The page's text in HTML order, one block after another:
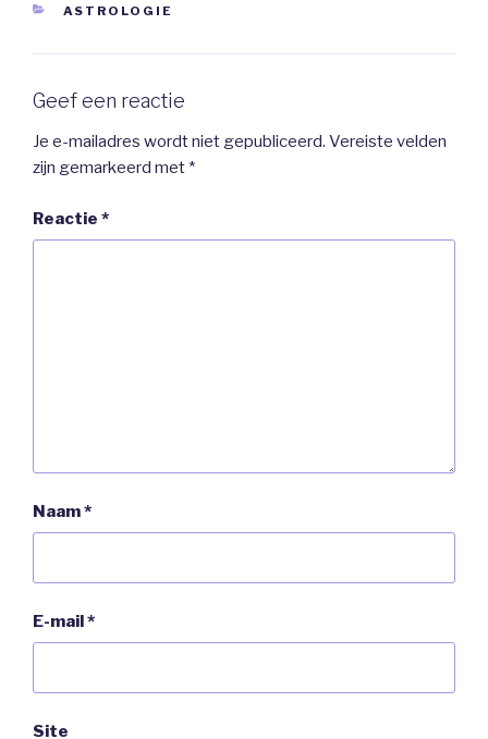
CATEGORIEËN
ASTROLOGIE
Geef een reactie
Je e-mailadres wordt niet gepubliceerd. Vereiste velden
zijn gemarkeerd met *
Reactie *
Naam*
E-mail*
Site